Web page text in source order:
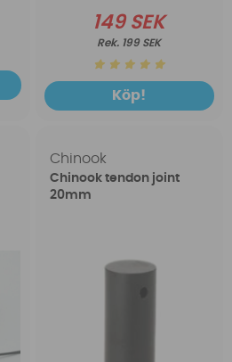
149 SEK
199 SEK
Köp!
Chinook
Chinook tendon joint
20mm